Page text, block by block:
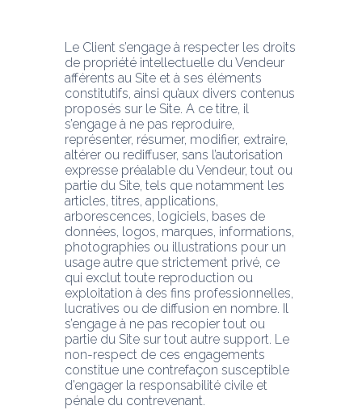
Le Client s’engage à respecter les droits
de propriété intellectuelle du Vendeur
afférents au Site et à ses éléments
constitutifs, ainsi qu’aux divers contenus
proposés sur le Site. A ce titre, il
s’engage à ne pas reproduire,
représenter, résumer, modifier, extraire,
altérer ou rediffuser, sans l’autorisation
expresse préalable du Vendeur, tout ou
partie du Site, tels que notamment les
articles, titres, applications,
arborescences, logiciels, bases de
données, logos, marques, informations,
photographies ou illustrations pour un
usage autre que strictement privé, ce
qui exclut toute reproduction ou
exploitation à des fins professionnelles,
lucratives ou de diffusion en nombre. Il
s’engage à ne pas recopier tout ou
partie du Site sur tout autre support. Le
non-respect de ces engagements
constitue une contrefaçon susceptible
d’engager la responsabilité civile et
pénale du contrevenant.